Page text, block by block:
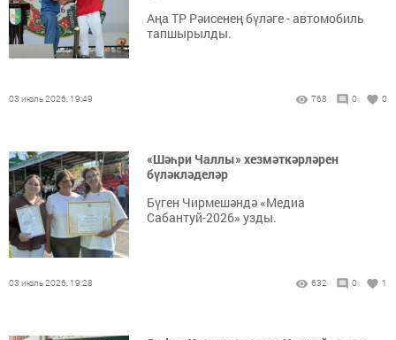
Аңа ТР Рәисенең бүләге - автомобиль
тапшырылды.
03 июль 2026, 19:49 768 0 0
«Шәһри Чаллы» хезмәткәрләрен
бүләкләделәр
Бүген Чирмешәндә «Медиа
Сабантуй-2026» узды.
03 июль 2026, 19:28 632 0 1